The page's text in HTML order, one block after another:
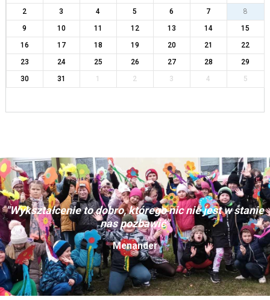
2
3 4 5 6 7
8
9
10 11 12 13 14
15
16
17 18 19 20 21
22
23
24 25 26 27 28
29
30
31 1 2 3 4 5
"Wykształcenie to dobro, którego nic nie jest w stanie
nas pozbawić"
Menander